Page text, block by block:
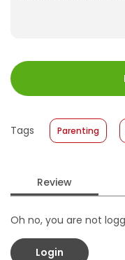
ISBN :
Size
:
Format
:
Tags Parenting
Review
Oh no, you are not
Login